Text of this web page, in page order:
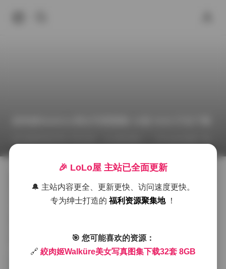
称，这次发布的32套写真图集把她的多面魅力全部收录
进了约8GB的素材包里。每一套都有明确的主题，从工
锐利的轮廓；在樱花飘落的小径上，柔光洒在她的侧脸
上，带出一种静谧而略带疏离的美感。
🎉 LoLo屋 主站已全面更新
🔔 主站内容更全、更新更快、访问速度更快。
专为绅士打造的福利资源聚集地 ！
🎯 您可能喜欢的资源：
🔗 絞肉姬Walküre美女写真图集下载32套 8GB